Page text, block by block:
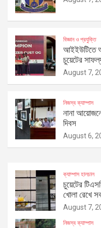
বিজ্ঞান ও প্রযুক্তি
আইইউটিতে
চুয়েটের
August 7,
নিজস্ব ক্যাম্পাস
নানা
দিবস
August 6,
ক্যাম্পাস হালচাল
চুয়েটের
খোলা রেখে
August 7,
নিজস্ব ক্যাম্পাস